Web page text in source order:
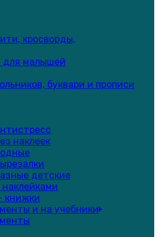
кросворды,
для малышей
буквари и прописи
наклеек
детские
наклейками
книжки
и на учебники